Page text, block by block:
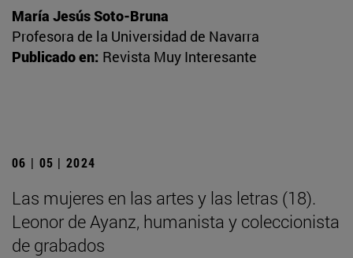
María Jesús Soto-Bruna
Profesora de la Universidad de Navarra
Publicado en: Revista Muy Interesante
06 | 05 | 2024
Las mujeres en las artes y las letras (18).
Leonor de Ayanz, humanista y coleccionista
de grabados